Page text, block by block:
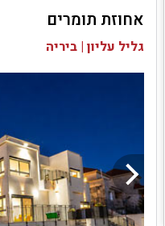
בדיקת זמינות ומחירים
אחוזת תומרים
גליל עליון | ביריה